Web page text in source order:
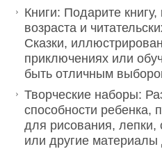
Книги: Подарите
возраста и
Сказки,
приключениях или
быть отличным
Творческие наборы:
способности ребенка,
для рисования, лепки,
или другие материалы